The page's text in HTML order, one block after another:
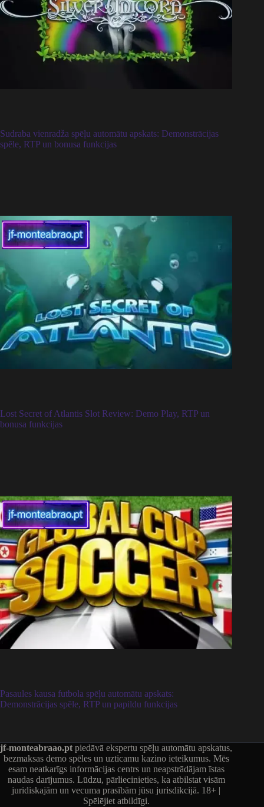
Sudraba vienradža spēļu automātu apskats: Demonstrācijas
spēle, RTP un bonusa funkcijas
Lost Secret of Atlantis Slot Review: Demo Play, RTP un
bonusa funkcijas
Pasaules kausa futbola spēļu automātu apskats:
Demonstrācijas spēle, RTP un papildu funkcijas
jf-monteabraao.pt piedāvā ekspertu spēļu automātu apskatus,
bezmaksas demo spēles un uzticamu kazino ieteikumus. Mēs
esam neatkarīgs informācijas centrs un neapstrādājam īstas
naudas darījumus. Lūdzu, pārliecinieties, ka atbilstat visām
juridiskajām un vecuma prasībām jūsu jurisdikcijā. 18+ |
Spēlējiet atbildīgi.